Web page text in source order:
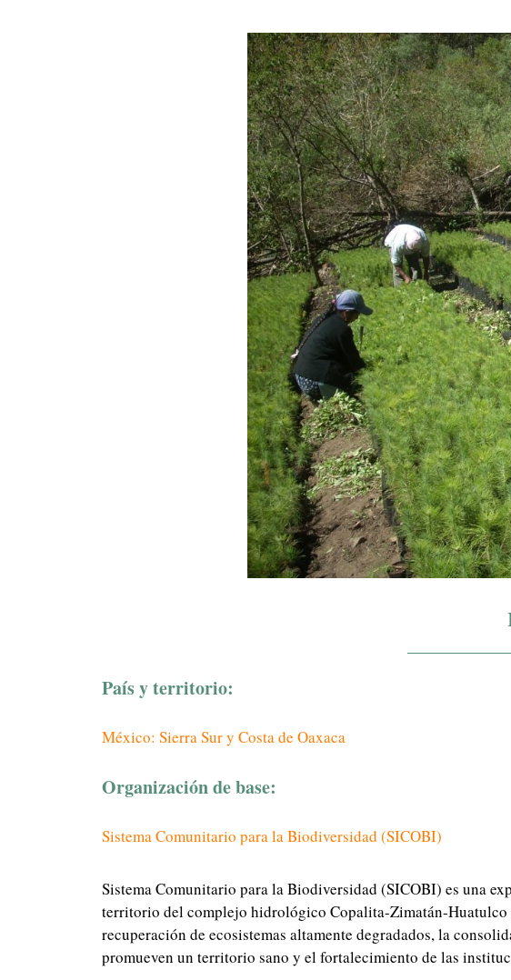
País y territorio:
México: Sierra Sur y Costa de Oaxaca
Organización de base:
Sistema Comunitario para la Biodiversidad (SICOBI)
Sistema Comunitario para la Biodiversidad (SICOBI) es una
territorio del complejo hidrológico Copalita-Zimatán-Huatulco
recuperación de ecosistemas altamente degradados, la
promueven un territorio sano y el fortalecimiento de las